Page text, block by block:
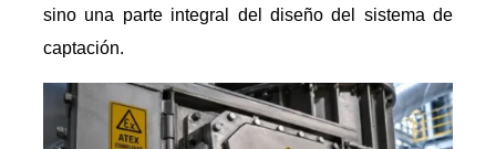
sino una parte integral del diseño del sistema de
captación.